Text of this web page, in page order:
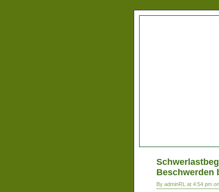
Beschwerden
By adminRL at 4:54 pm